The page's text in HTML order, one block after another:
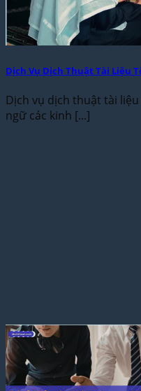
Dịch Vụ Dịch Thuật Tài Liệu
Dịch vụ dịch thuật tài
ngữ các kinh [...]